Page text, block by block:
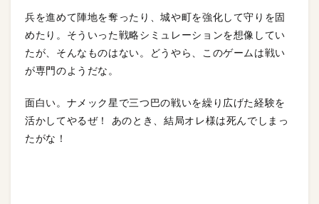
兵を進めて陣地を奪ったり、城や町を強化して守りを固
めたり。そういった戦略シミュレーションを想像してい
たが、そんなものはない。どうやら、このゲームは戦い
が専門のようだな。
面白い。ナメック星で三つ巴の戦いを繰り広げた経験を
活かしてやるぜ！ あのとき、結局オレ様は死んでしまっ
たがな！